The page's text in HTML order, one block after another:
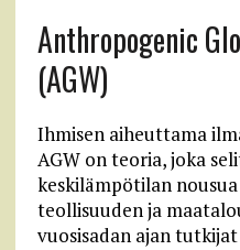
Anthropogenic
(AGW)
Ihmisen aiheuttama
AGW on teoria, joka
keskilämpötilan
teollisuuden ja
vuosisadan ajan